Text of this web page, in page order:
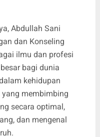
Abdullah Sani
dan Konseling
ilmu dan profesi
bagi dunia
kehidupan
yang membimbing
secara optimal,
dan mengenal